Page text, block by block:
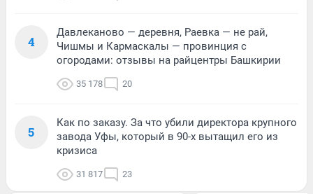
4
Давлеканово — деревня, Раевка — не рай,
Чишмы и Кармаскалы — провинция с
огородами: отзывы на райцентры Башкирии
35 178 20
5
Как по заказу. За что убили директора крупного
завода Уфы, который в 90-х вытащил его из
кризиса
31 817 23